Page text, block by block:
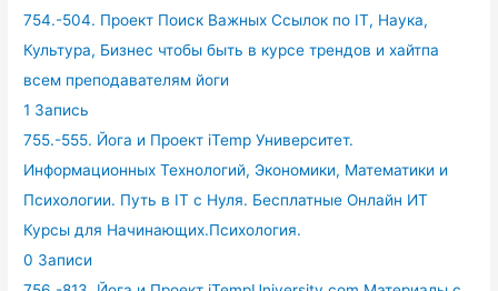
754.-504. Проект Поиск Важных Ссылок по IT, Наука,
Культура, Бизнес чтобы быть в курсе трендов и хайтпа
всем преподавателям йоги
1 Запись
755.-555. Йога и Проект iTemp Университет.
Информационных Технологий, Экономики, Математики и
Психологии. Путь в IT с Нуля. Бесплатные Онлайн ИТ
Курсы для Начинающих.Психология.
0 Записи